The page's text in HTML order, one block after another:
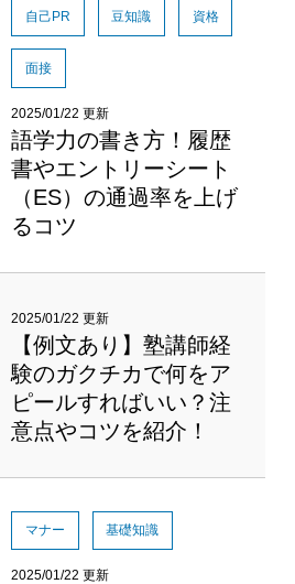
自己PR 豆知識 資格
面接
2025/01/22 更新
語学力の書き方！履歴
書やエントリーシート
（ES）の通過率を上げ
るコツ
2025/01/22 更新
【例文あり】塾講師経
験のガクチカで何をア
ピールすればいい？注
意点やコツを紹介！
マナー 基礎知識
2025/01/22 更新